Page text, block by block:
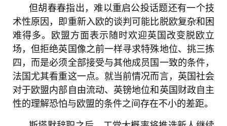
但胡春春指出，难以重启公投话题还有一个技
术性原因，即重新入欧的谈判可能比脱欧复杂和困
难得多。欧盟方面表示随时欢迎英国改变脱欧立
场，但拒绝英国像之前一样寻求特殊地位、挑三拣
四，而是必须全部接受与其他成员国一致的条件，
法国尤其看重这一点。就当前情况而言，英国社会
对于欧盟内部自由流动、英镑地位和英国财政自主
性的理解恐怕与欧盟的条件之间存在不小的差距。